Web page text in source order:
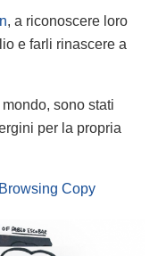
, a riconoscere loro
e farli rinascere a
sono stati
per la propria
Browsing Copy